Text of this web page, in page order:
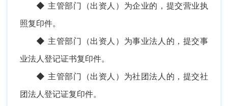
◆ 主管部门（出资人）为企业的，提交营业执
照复印件。
◆ 主管部门（出资人）为事业法人的，提交事
业法人登记证书复印件。
◆ 主管部门（出资人）为社团法人的，提交社
团法人登记证复印件。